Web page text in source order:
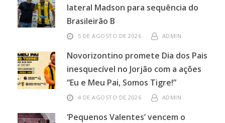
lateral Madson para sequência do
Brasileirão B
5 DE AGOSTO DE 2026 ADMIN
Novorizontino promete Dia dos Pais
inesquecível no Jorjão com a ações
“Eu e Meu Pai, Somos Tigre!”
4 DE AGOSTO DE 2026 ADMIN
‘Pequenos Valentes’ vencem o